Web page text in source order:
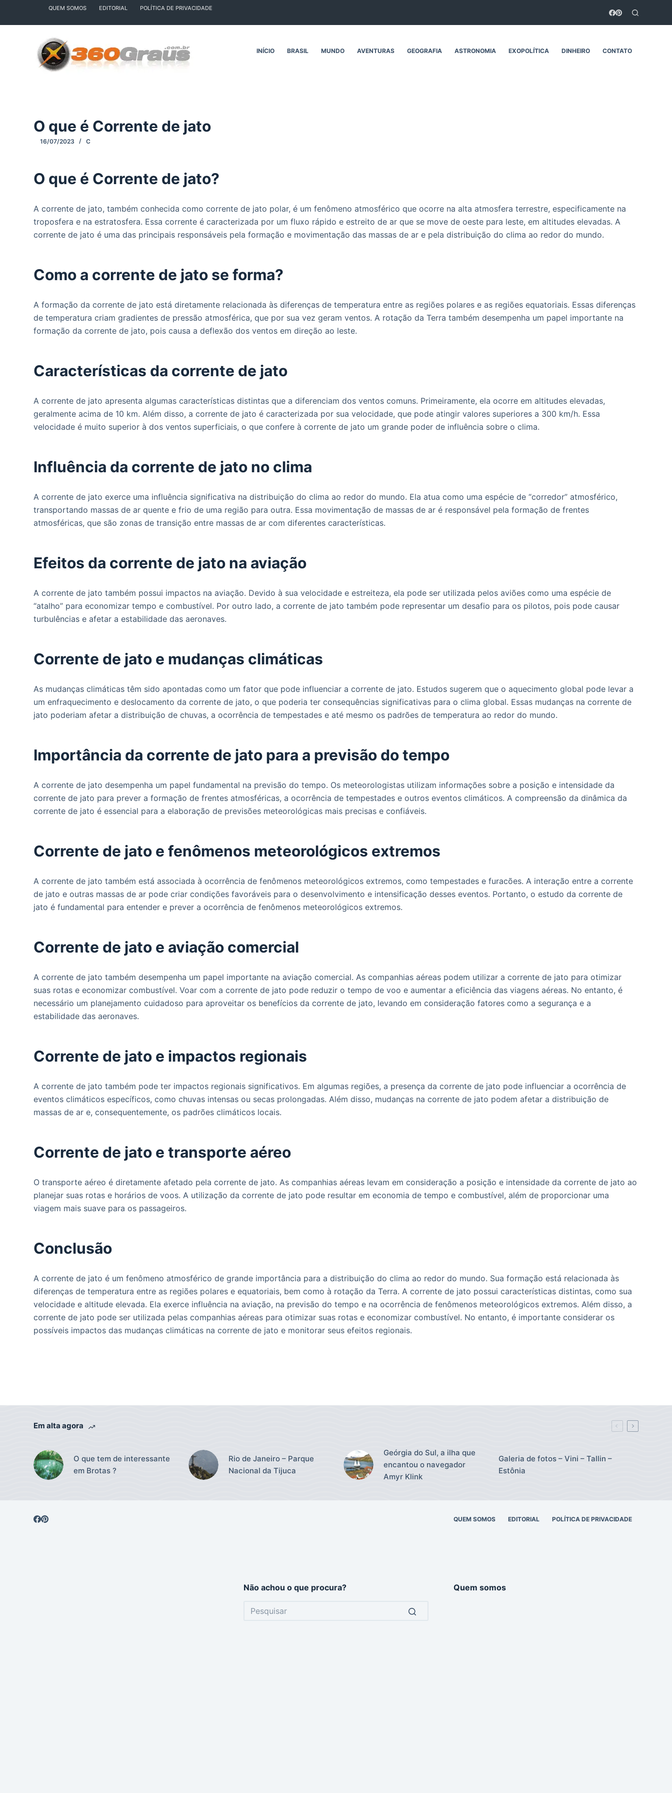
u
QUEM SOMOS EDITORIAL POLÍTICA DE PRIVACIDADE
INÍCIO BRASIL MUNDO AVENTURAS GEOGRAFIA ASTRONOMIA EXOPOLÍTICA DINHEIRO CONTATO
O que é Corrente de jato
16/07/2023 C
O que é Corrente de jato?
A corrente de jato, também conhecida como corrente de jato polar, é um fenômeno atmosférico que ocorre na alta atmosfera terrestre, especificamente na
troposfera e na estratosfera. Essa corrente é caracterizada por um fluxo rápido e estreito de ar que se move de oeste para leste, em altitudes elevadas. A
corrente de jato é uma das principais responsáveis pela formação e movimentação das massas de ar e pela distribuição do clima ao redor do mundo.
Como a corrente de jato se forma?
A formação da corrente de jato está diretamente relacionada às diferenças de temperatura entre as regiões polares e as regiões equatoriais. Essas diferenças
de temperatura criam gradientes de pressão atmosférica, que por sua vez geram ventos. A rotação da Terra também desempenha um papel importante na
formação da corrente de jato, pois causa a deflexão dos ventos em direção ao leste.
Características da corrente de jato
A corrente de jato apresenta algumas características distintas que a diferenciam dos ventos comuns. Primeiramente, ela ocorre em altitudes elevadas,
geralmente acima de 10 km. Além disso, a corrente de jato é caracterizada por sua velocidade, que pode atingir valores superiores a 300 km/h. Essa
velocidade é muito superior à dos ventos superficiais, o que confere à corrente de jato um grande poder de influência sobre o clima.
Influência da corrente de jato no clima
A corrente de jato exerce uma influência significativa na distribuição do clima ao redor do mundo. Ela atua como uma espécie de “corredor” atmosférico,
transportando massas de ar quente e frio de uma região para outra. Essa movimentação de massas de ar é responsável pela formação de frentes
atmosféricas, que são zonas de transição entre massas de ar com diferentes características.
Efeitos da corrente de jato na aviação
A corrente de jato também possui impactos na aviação. Devido à sua velocidade e estreiteza, ela pode ser utilizada pelos aviões como uma espécie de
“atalho” para economizar tempo e combustível. Por outro lado, a corrente de jato também pode representar um desafio para os pilotos, pois pode causar
turbulências e afetar a estabilidade das aeronaves.
Corrente de jato e mudanças climáticas
As mudanças climáticas têm sido apontadas como um fator que pode influenciar a corrente de jato. Estudos sugerem que o aquecimento global pode levar a
um enfraquecimento e deslocamento da corrente de jato, o que poderia ter consequências significativas para o clima global. Essas mudanças na corrente de
jato poderiam afetar a distribuição de chuvas, a ocorrência de tempestades e até mesmo os padrões de temperatura ao redor do mundo.
Importância da corrente de jato para a previsão do tempo
A corrente de jato desempenha um papel fundamental na previsão do tempo. Os meteorologistas utilizam informações sobre a posição e intensidade da
corrente de jato para prever a formação de frentes atmosféricas, a ocorrência de tempestades e outros eventos climáticos. A compreensão da dinâmica da
corrente de jato é essencial para a elaboração de previsões meteorológicas mais precisas e confiáveis.
Corrente de jato e fenômenos meteorológicos extremos
A corrente de jato também está associada à ocorrência de fenômenos meteorológicos extremos, como tempestades e furacões. A interação entre a corrente
de jato e outras massas de ar pode criar condições favoráveis para o desenvolvimento e intensificação desses eventos. Portanto, o estudo da corrente de
jato é fundamental para entender e prever a ocorrência de fenômenos meteorológicos extremos.
Corrente de jato e aviação comercial
A corrente de jato também desempenha um papel importante na aviação comercial. As companhias aéreas podem utilizar a corrente de jato para otimizar
suas rotas e economizar combustível. Voar com a corrente de jato pode reduzir o tempo de voo e aumentar a eficiência das viagens aéreas. No entanto, é
necessário um planejamento cuidadoso para aproveitar os benefícios da corrente de jato, levando em consideração fatores como a segurança e a
estabilidade das aeronaves.
Corrente de jato e impactos regionais
A corrente de jato também pode ter impactos regionais significativos. Em algumas regiões, a presença da corrente de jato pode influenciar a ocorrência de
eventos climáticos específicos, como chuvas intensas ou secas prolongadas. Além disso, mudanças na corrente de jato podem afetar a distribuição de
massas de ar e, consequentemente, os padrões climáticos locais.
Corrente de jato e transporte aéreo
O transporte aéreo é diretamente afetado pela corrente de jato. As companhias aéreas levam em consideração a posição e intensidade da corrente de jato ao
planejar suas rotas e horários de voos. A utilização da corrente de jato pode resultar em economia de tempo e combustível, além de proporcionar uma
viagem mais suave para os passageiros.
Conclusão
A corrente de jato é um fenômeno atmosférico de grande importância para a distribuição do clima ao redor do mundo. Sua formação está relacionada às
diferenças de temperatura entre as regiões polares e equatoriais, bem como à rotação da Terra. A corrente de jato possui características distintas, como sua
velocidade e altitude elevada. Ela exerce influência na aviação, na previsão do tempo e na ocorrência de fenômenos meteorológicos extremos. Além disso, a
corrente de jato pode ser utilizada pelas companhias aéreas para otimizar suas rotas e economizar combustível. No entanto, é importante considerar os
possíveis impactos das mudanças climáticas na corrente de jato e monitorar seus efeitos regionais.
Em alta agora
O que tem de interessante
em Brotas ?
Rio de Janeiro – Parque
Nacional da Tijuca
Geórgia do Sul, a ilha que
encantou o navegador
Amyr Klink
Galeria de fotos – Vini – Tallin –
Estônia
QUEM SOMOS EDITORIAL POLÍTICA DE PRIVACIDADE
Não achou o que procura? Quem somos